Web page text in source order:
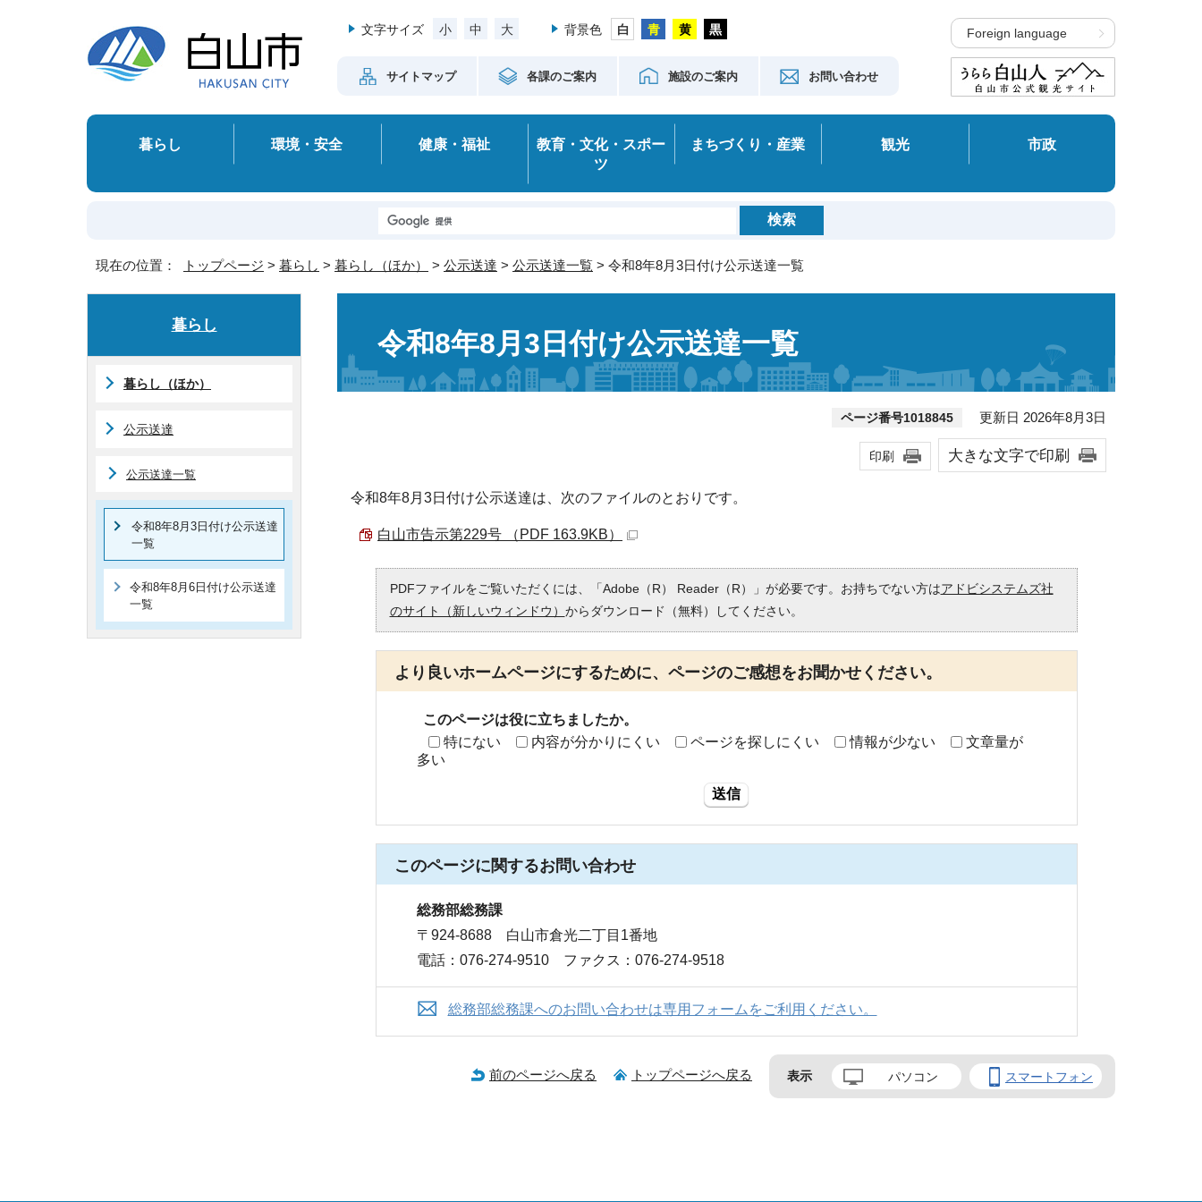
文字サイズ 小 中 大 背景色
サイトマップ 各課のご案内 施設のご案内 お問い合わせ
Foreign language
暮らし 環境・安全 健康・福祉
教育・文化・スポー
ツ
まちづくり・産業 観光 市政
現在の位置： トップページ > 暮らし > 暮らし（ほか） > 公示送達 > 公示送達一覧 > 令和8年8月3日付け公示送達一覧
令和8年8月3日付け公示送達一覧
ページ番号1018845 更新日 2026年8月3日
印刷 大きな文字で印刷
令和8年8月3日付け公示送達は、次のファイルのとおりです。
白山市告示第229号 （PDF 163.9KB）
PDFファイルをご覧いただくには、「Adobe（R） Reader（R）」が必要です。お持ちでない方はアドビシステムズ社
のサイト（新しいウィンドウ） からダウンロード（無料）してください。
より良いホームページにするために、ページのご感想をお聞かせください。
このページは役に立ちましたか。
特にない
内容が分かりにくい ページを探しにくい 情報が少ない
文章量が
多い
送信
このページに関するお問い合わせ
総務部総務課
〒924-8688 白山市倉光二丁目1番地
電話：076-274-9510 ファクス：076-274-9518
総務部総務課へのお問い合わせは専用フォームをご利用ください。
暮らし
暮らし（ほか）
公示送達
公示送達一覧
令和8年8月3日付け公示送達
一覧
令和8年8月6日付け公示送達
一覧
前のページへ戻る トップページへ戻る 表示 パソコン スマートフォン